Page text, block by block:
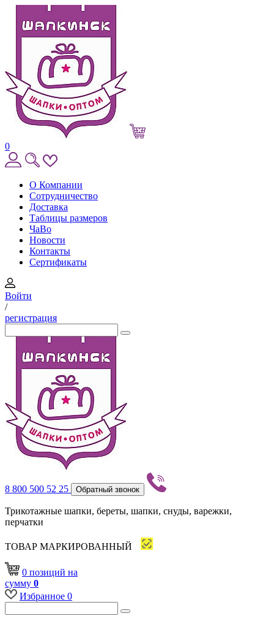
0
О Компании
Сотрудничество
Доставка
Таблицы размеров
ЧаВо
Новости
Контакты
Сертификаты
Войти
/
регистрация
8 800 500 52 25 Обратный звонок
Трикотажные шапки, береты, шапки, снуды, варежки,
перчатки
ТОВАР МАРКИРОВАННЫЙ
0 позиций на
сумму 0
Избранное 0